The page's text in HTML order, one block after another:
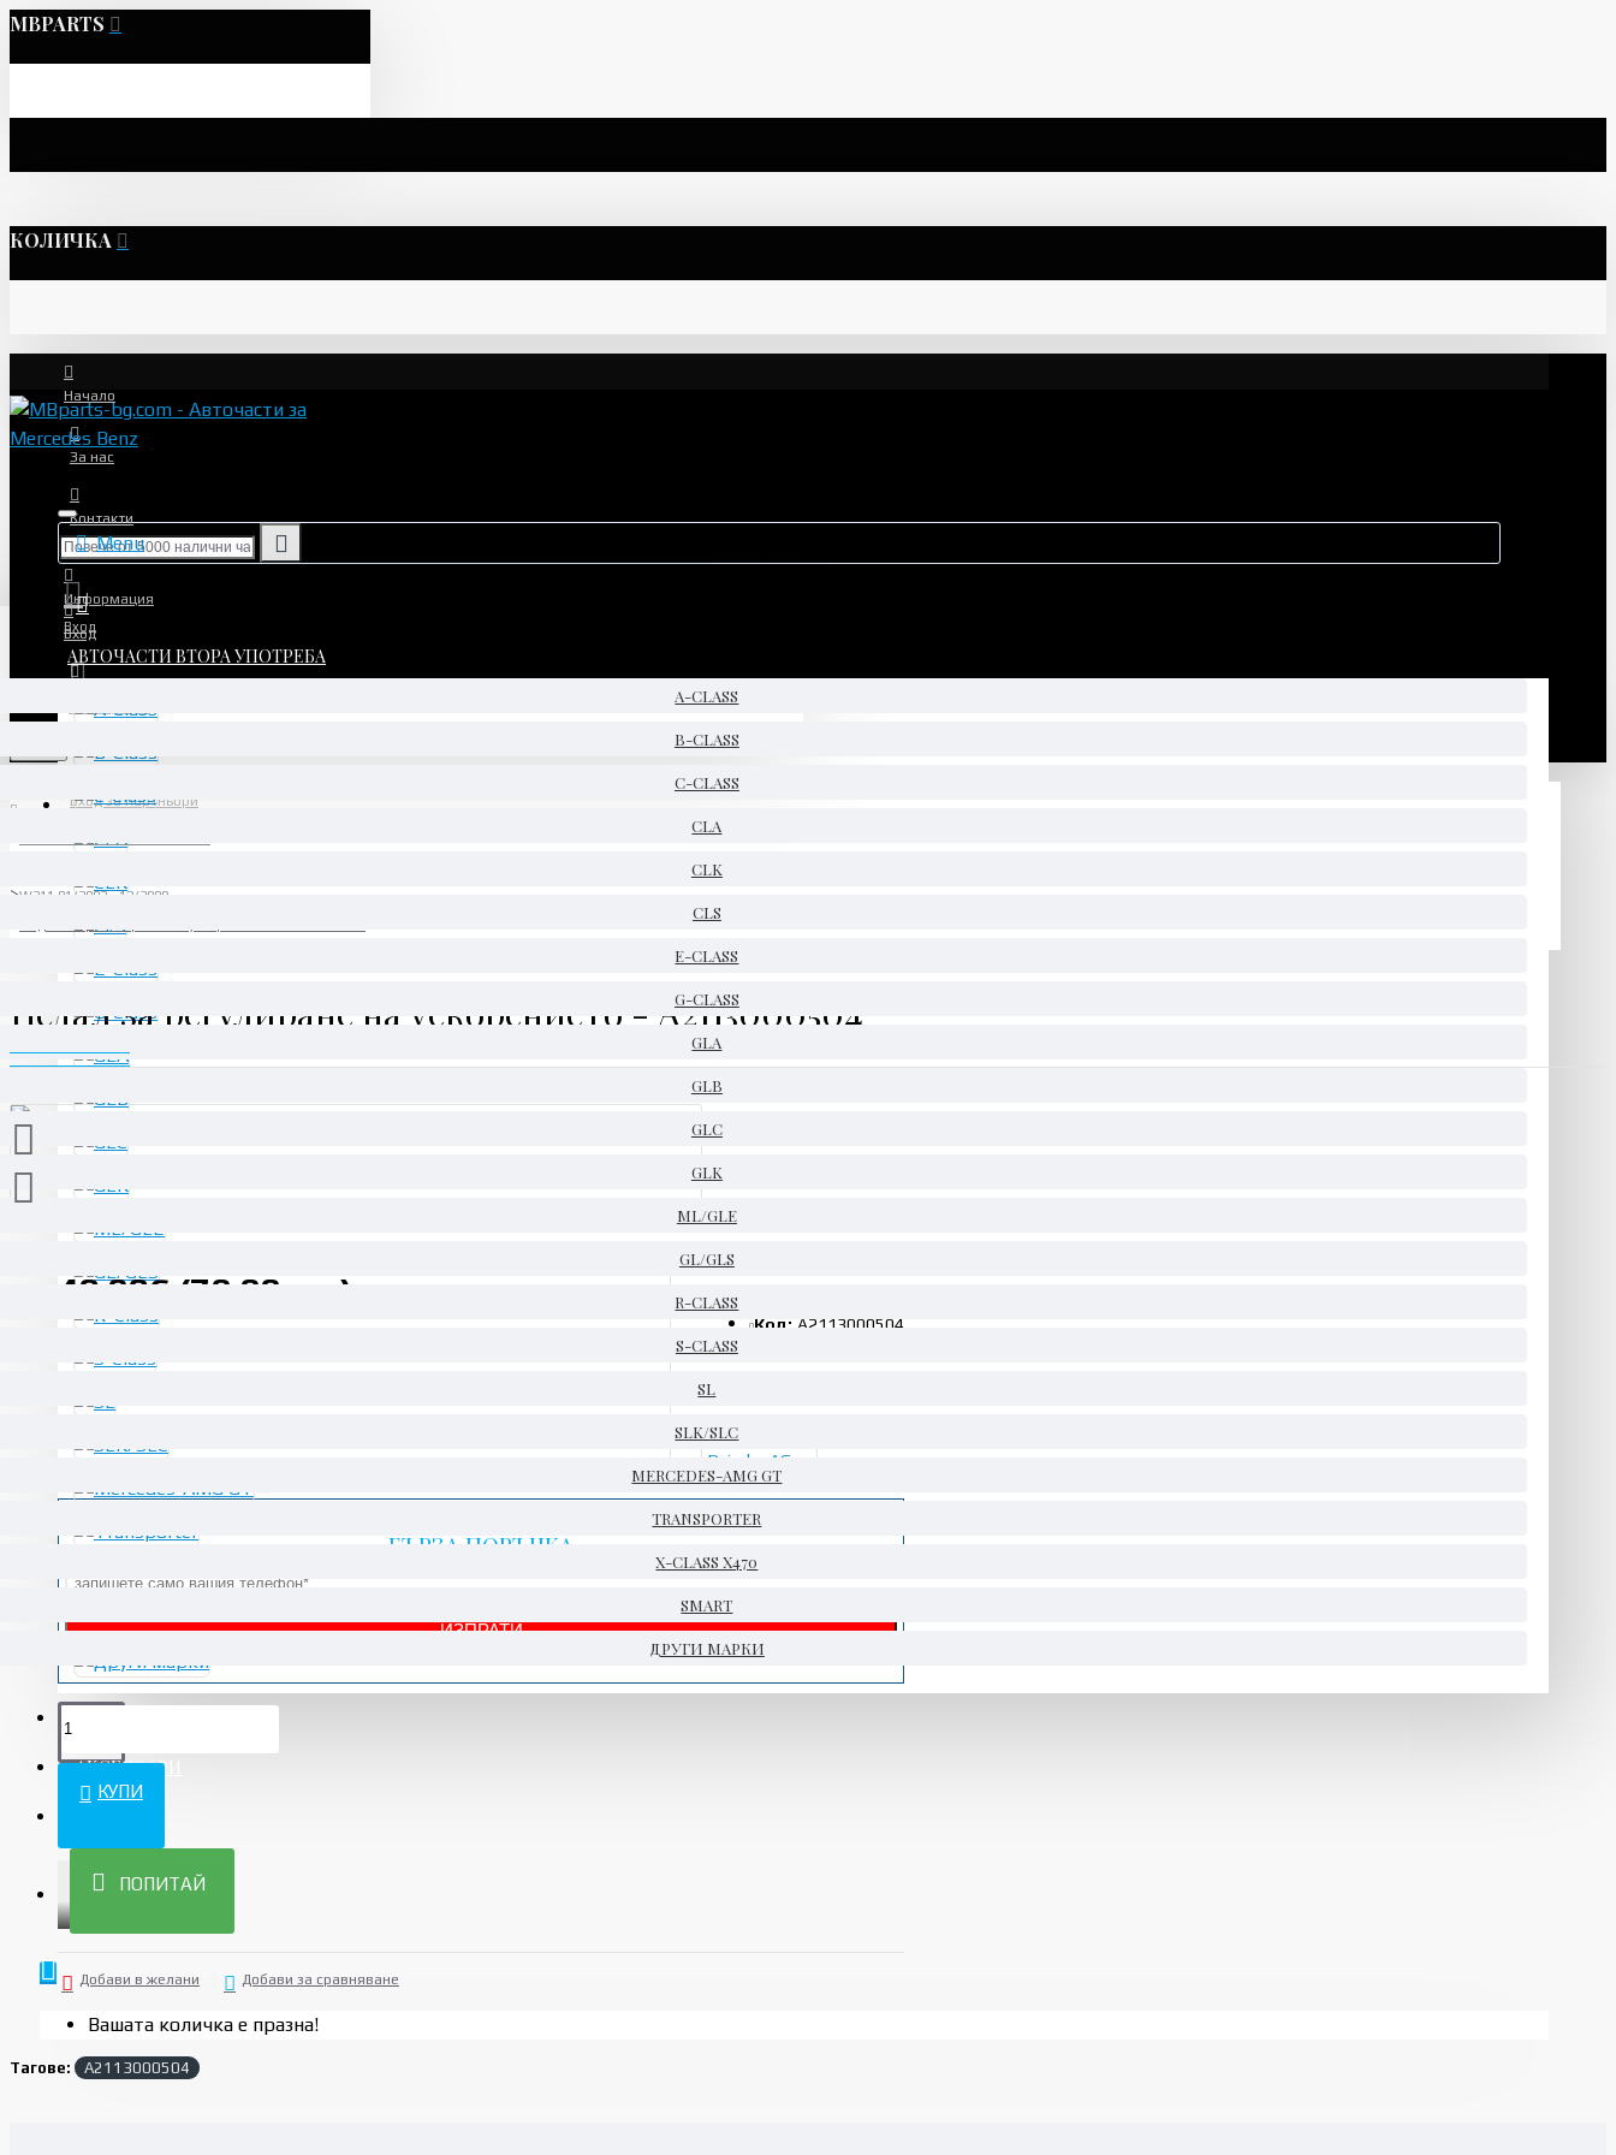
MBPARTS
КОЛИЧКА
Начало
За нас
Контакти
Информация
Вход за партньори
Вход
Menu
АВТОЧАСТИ ВТОРА УПОТРЕБА
A-CLASS
B-CLASS
C-CLASS
CLA
CLK
CLS
E-CLASS
G-CLASS
GLA
GLB
GLC
GLK
ML/GLE
GL/GLS
R-CLASS
S-CLASS
SL
SLK/SLC
MERCEDES-AMG GT
TRANSPORTER
X-CLASS X470
SMART
ДРУГИ МАРКИ
АКСЕСОАРИ
ПРОМО
Вашата количка е празна!
Вход
W211 01/2002 - 12/2009
Педал за регулиране на ускорението - A2113000504
40.90€ (79.99 лв.)
Код: A2113000504
Daimler AG
БЪРЗА ПОРЪЧКА
КУПИ
ПОПИТАЙ
Добави в желани Добави за сравняване
Тагове: A2113000504